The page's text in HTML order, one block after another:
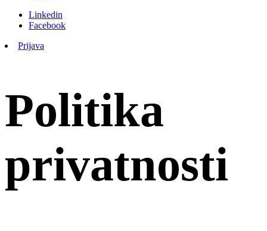
Linkedin
Facebook
Prijava
Politika
privatnosti